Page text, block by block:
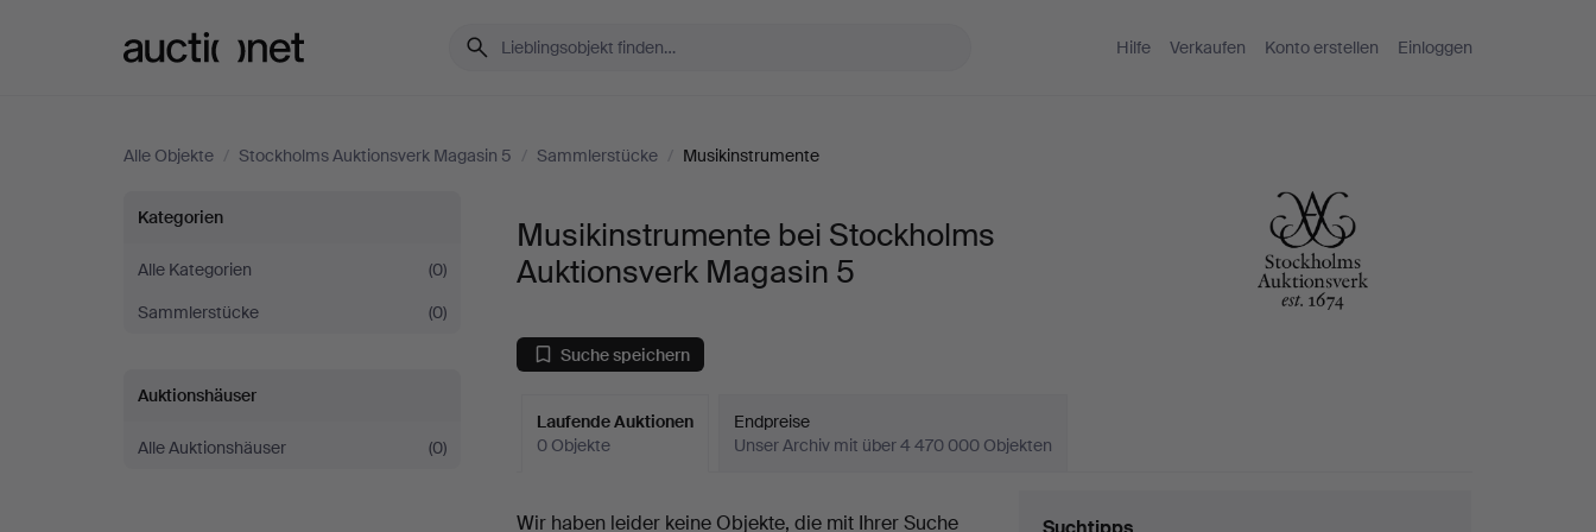
Hilfe Verkaufen Konto erstellen Einloggen
Alle Objekte / Stockholms Auktionsverk Magasin 5 / Sammlerstücke / Musikinstrumente
Musikinstrumente
bei
Stockholms
Auktionsverk
Magasin
Kategorien
Alle Kategorien
(0)
Sammlerstücke
(0)
Auktionshäuser
Alle Auktionshäuser (0)
Musikinstrumente bei Stockholms
Auktionsverk Magasin 5
Suche speichern
Laufende Auktionen
0 Objekte
Endpreise
Unser Archiv mit über 4 470 000 Objekten
Laufende
Wir haben leider keine Objekte, die mit Ihrer Suche